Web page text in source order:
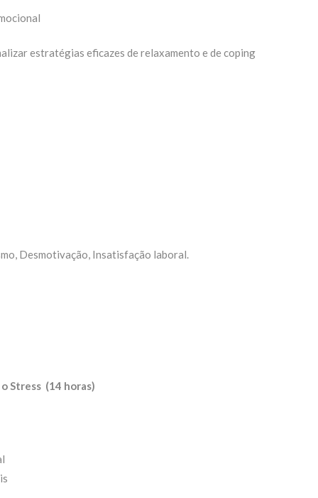
estratégias eficazes de relaxamento e de coping
Desmotivação, Insatisfação laboral.
Stress (14 horas)